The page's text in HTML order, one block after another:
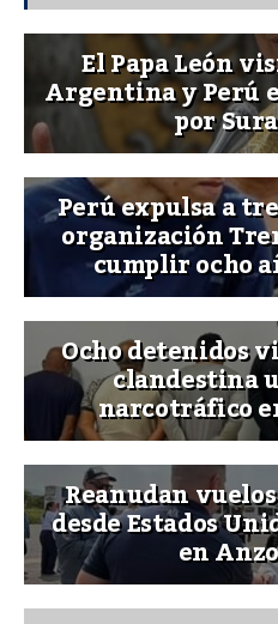
El Papa León
Argentina y Perú
por
Perú expulsa a
organización
cumplir ocho
Ocho detenidos
clandestina
narcotráfico
Reanudan
desde Estados
en